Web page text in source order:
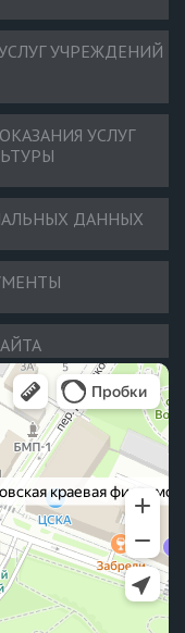
УЧРЕЖДЕНИЙ
УСЛУГ
ДАННЫХ